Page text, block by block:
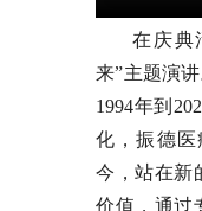
在庆典
来”主题演
1994年到
化，振德医
今，站在新
价值，通过